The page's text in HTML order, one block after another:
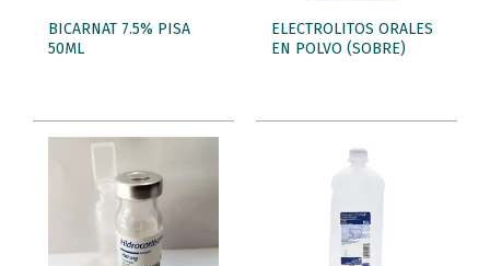
BICARNAT 7.5% PISA
50ML
ELECTROLITOS ORALES
EN POLVO (SOBRE)